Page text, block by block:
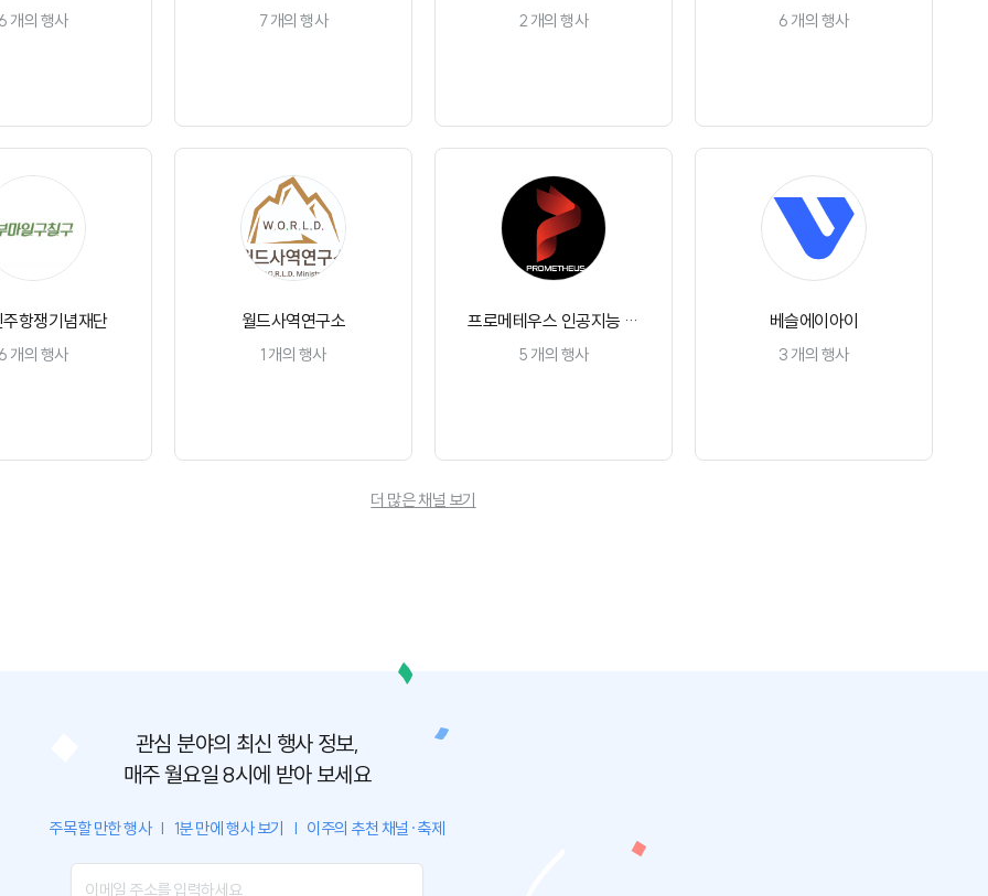
개의 행사 7개의 행사 2 개의 행사 6 개의 행사
항쟁기념재단
개의 행사
월드사역연구소
1 개의 행사
프로메테우스 인공지능 동
아리
5 개의 행사
베슬에이아이
3 개의 행사
더 많은 채널 보기
관심 분야의 최신 행사 정보,
매주 월요일 8시에 받아 보세요
주목할 만한 행사 | 1분 만에 행사 보기 | 이주의 추천 채널·축제